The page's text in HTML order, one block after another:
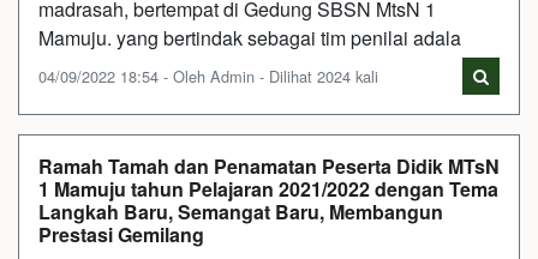
madrasah, bertempat di Gedung SBSN MtsN 1
Mamuju. yang bertindak sebagai tim penilai adala
04/09/2022 18:54 - Oleh Admin - Dilihat 2024 kali
Ramah Tamah dan Penamatan Peserta Didik MTsN
1 Mamuju tahun Pelajaran 2021/2022 dengan Tema
Langkah Baru, Semangat Baru, Membangun
Prestasi Gemilang